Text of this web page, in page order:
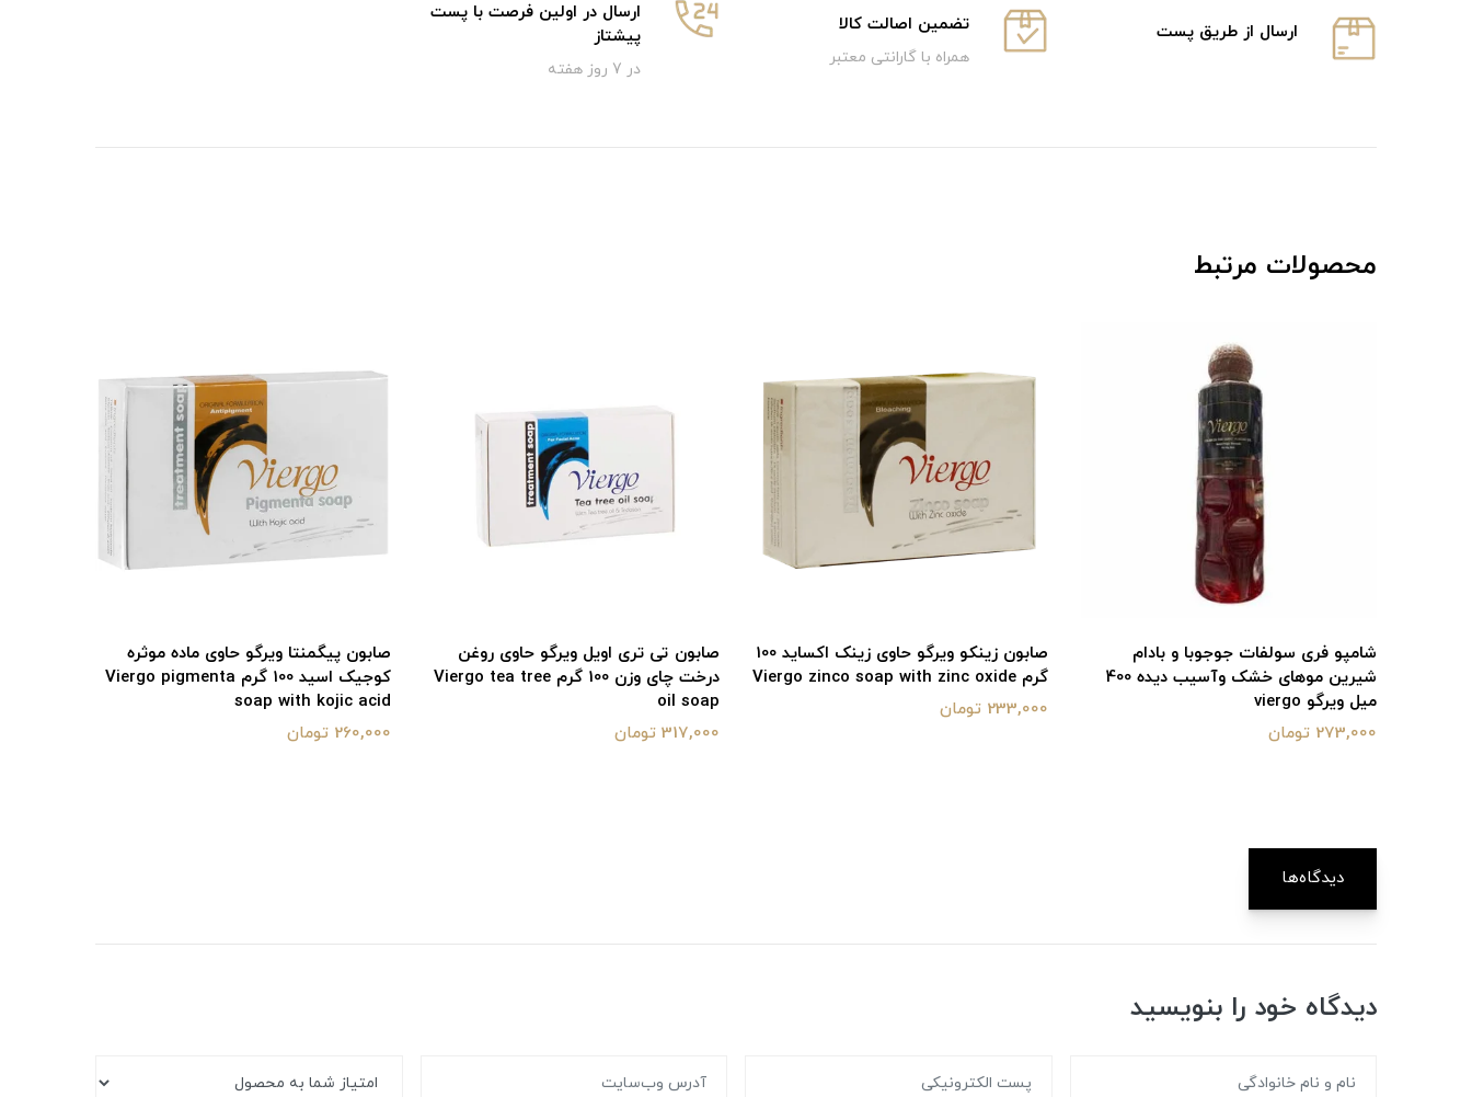
ارسال از طریق پست تضمین اصالت کالا
همراه با گارانتی معتبر
ارسال در اولین فرصت با پست
پیشتاز
در 7 روز هفته
محصولات مرتبط
شامپو فری سولفات جوجوبا و بادام
شیرین موهای خشک وآسیب دیده 400
میل ویرگو viergo
273,000 تومان
صابون زینکو ویرگو حاوی زینک اکساید 100
گرم Viergo zinco soap with zinc oxide
233,000 تومان
صابون تی تری اویل ویرگو حاوی روغن
درخت چای وزن 100 گرم Viergo tea tree
oil soap
317,000 تومان
صابون پیگمنتا ویرگو حاوی ماده موثره
کوجیک اسید 100 گرم Viergo pigmenta
soap with kojic acid
260,000 تومان
دیدگاه‌ها
دیدگاه خود را بنویسید